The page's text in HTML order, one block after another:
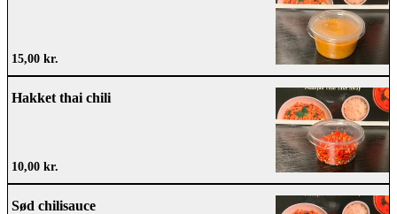
15,00 kr.
Hakket thai chili
10,00 kr.
Sød chilisauce